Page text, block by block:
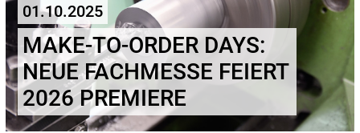
01.10.2025
MAKE-TO-ORDER DAYS:
NEUE FACHMESSE FEIERT
2026 PREMIERE